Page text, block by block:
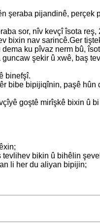
şeraba pijandinê,
sor, nîv kevçî îsota
bixin nav sarincê.Ger
ku pîvaz nerm bû,
şekir û xwê, baş
binefşî.
bibe bipijiqînin, paşê hûn
goştê mirîşkê bixin û
bikin û bihêlin
li her du aliyan bipijin;